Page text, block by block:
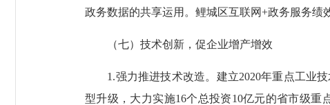
政务数据的共享运用。鲤城区互联网+政务服务绩
（七）技术创新，促企业增产增效
1.强力推进技术改造。建立2020年重点工业技
型升级，大力实施16个总投资10亿元的省市级重